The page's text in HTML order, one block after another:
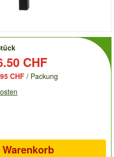
CHF
CHF / Packung